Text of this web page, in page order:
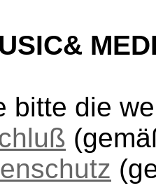
bitte die